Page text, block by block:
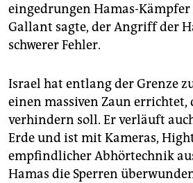
eingedrungen Hamas-
Gallant sagte, der Angriff der
schwerer Fehler.
Israel hat entlang der Grenze
einen massiven Zaun
verhindern soll. Er verläuft
Erde und ist mit Kameras,
empfindlicher Abhörtechnik
Hamas die Sperren